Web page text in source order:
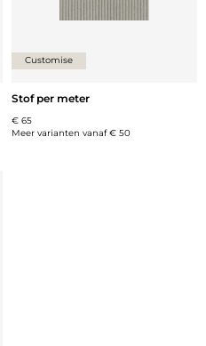
Customise
Stof per meter
€ 65
Meer varianten vanaf€ 50